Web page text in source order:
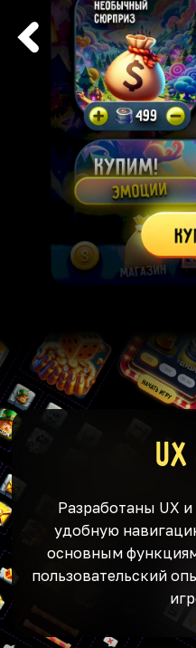
UX
Разработаны UX
удобную
основным
пользовательский